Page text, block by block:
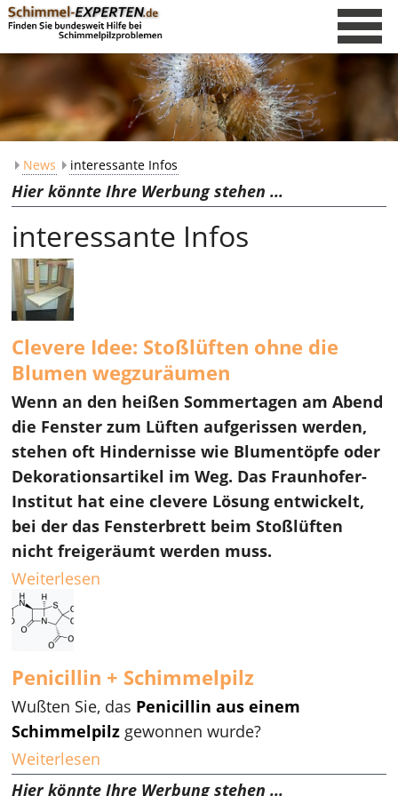
News interessante Infos
Hier könnte Ihre Werbung stehen ...
interessante Infos
Clevere Idee: Stoßlüften ohne die
Blumen wegzuräumen
Wenn an den heißen Sommertagen am Abend
die Fenster zum Lüften aufgerissen werden,
stehen oft Hindernisse wie Blumentöpfe oder
Dekorationsartikel im Weg. Das Fraunhofer-
Institut hat eine clevere Lösung entwickelt,
bei der das Fensterbrett beim Stoßlüften
nicht freigeräumt werden muss.
Weiterlesen
Penicillin + Schimmelpilz
Wußten Sie, das Penicillin aus einem
Schimmelpilz gewonnen wurde?
Weiterlesen
Hier könnte Ihre Werbung stehen ...